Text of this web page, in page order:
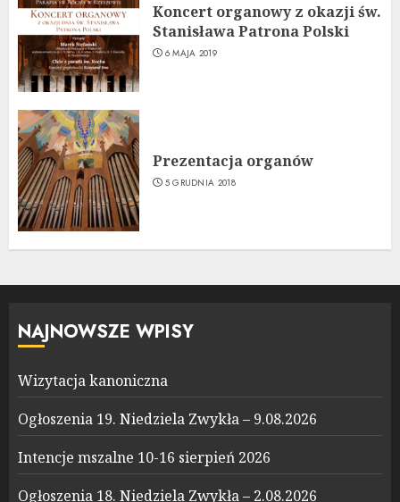
Koncert organowy z okazji św.
Stanisława Patrona Polski
6 MAJA 2019
Prezentacja organów
5 GRUDNIA 2018
NAJNOWSZE WPISY
Wizytacja kanoniczna
Ogłoszenia 19. Niedziela Zwykła – 9.08.2026
Intencje mszalne 10-16 sierpień 2026
Ogłoszenia 18. Niedziela Zwykła – 2.08.2026